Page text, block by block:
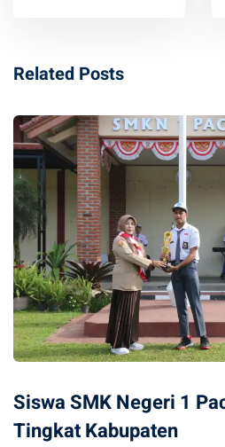
Related Posts
Siswa SMK Negeri 1
Tingkat Kabupaten